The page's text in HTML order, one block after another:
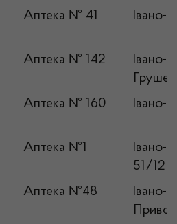
Аптека № 41 Івано-
Аптека № 142
Івано-
Аптека № 160 Івано-
Аптека №1
Івано-
51/12
Аптека №48
Івано-